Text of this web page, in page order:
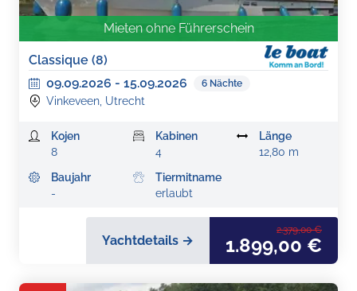
Mieten ohne Führerschein
Classique (8)
09.09.2026 - 15.09.2026 6 Nächte
Vinkeveen, Utrecht
Kojen
8
Kabinen
4
Länge
12,80 m
Baujahr
-
Tiermitname
erlaubt
Yachtdetails →
2.379,00 €
1.899,00 €